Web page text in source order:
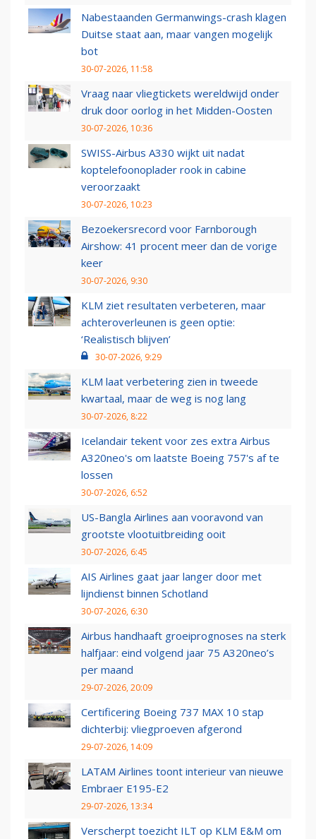
Nabestaanden Germanwings-crash klagen
Duitse staat aan, maar vangen mogelijk
bot
30-07-2026, 11:58
Vraag naar vliegtickets wereldwijd onder
druk door oorlog in het Midden-Oosten
30-07-2026, 10:36
SWISS-Airbus A330 wijkt uit nadat
koptelefoonoplader rook in cabine
veroorzaakt
30-07-2026, 10:23
Bezoekersrecord voor Farnborough
Airshow: 41 procent meer dan de vorige
keer
30-07-2026, 9:30
KLM ziet resultaten verbeteren, maar
achteroverleunen is geen optie:
‘Realistisch blijven’
30-07-2026, 9:29
KLM laat verbetering zien in tweede
kwartaal, maar de weg is nog lang
30-07-2026, 8:22
Icelandair tekent voor zes extra Airbus
A320neo's om laatste Boeing 757's af te
lossen
30-07-2026, 6:52
US-Bangla Airlines aan vooravond van
grootste vlootuitbreiding ooit
30-07-2026, 6:45
AIS Airlines gaat jaar langer door met
lijndienst binnen Schotland
30-07-2026, 6:30
Airbus handhaaft groeiprognoses na sterk
halfjaar: eind volgend jaar 75 A320neo’s
per maand
29-07-2026, 20:09
Certificering Boeing 737 MAX 10 stap
dichterbij: vliegproeven afgerond
29-07-2026, 14:09
LATAM Airlines toont interieur van nieuwe
Embraer E195-E2
29-07-2026, 13:34
Verscherpt toezicht ILT op KLM E&M om